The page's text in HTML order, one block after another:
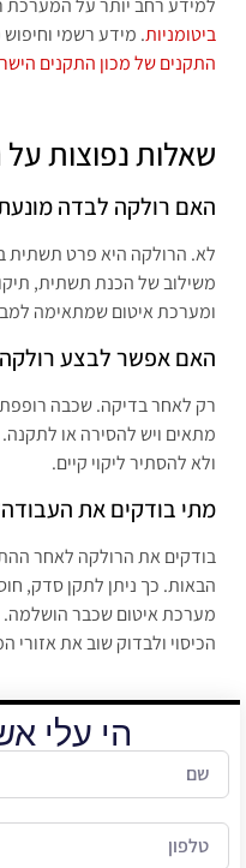
למידע רחב יותר על המערכת
ביטומניות. מידע רשמי
התקנים של מכון התקנים
שאלות נפוצות על
האם רולקה לבדה
לא. הרולקה היא פרט
משילוב של הכנת תשתית,
ומערכת איטום שמתאימה
האם אפשר לבצע רולקה
רק לאחר בדיקה. שכבה
מתאים ויש להסירה או לתקנה.
ולא להסתיר ליקוי קיים.
מתי בודקים את
בודקים את הרולקה לאחר
הבאות. כך ניתן לתקן סדק,
מערכת איטום שכבר הושלמה.
הכיסוי ולבדוק שוב את אזורי
הי עלי